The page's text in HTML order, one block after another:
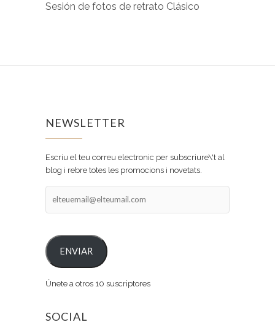
Sesión de fotos de retrato Clásico
NEWSLETTER
Escriu el teu correu electronic per subscriure\'t al
blog i rebre totes les promocions i novetats.
ENVIAR
Únete a otros 10 suscriptores
SOCIAL